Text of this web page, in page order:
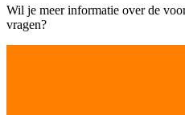
Wil je meer informatie over de
vragen?